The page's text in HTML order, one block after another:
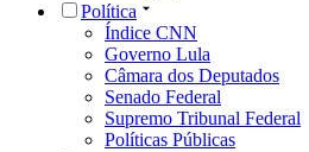
Política
Índice CNN
Governo Lula
Câmara dos Deputados
Senado Federal
Supremo Tribunal Federal
Políticas Públicas